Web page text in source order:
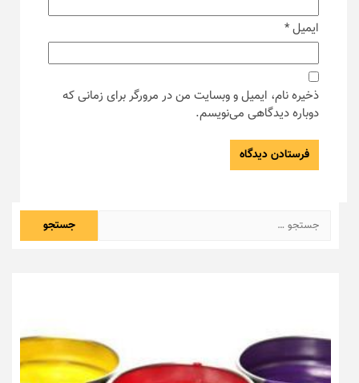
ایمیل*
ذخیره نام، ایمیل و وبسایت من در مرورگر برای زمانی که
دوباره دیدگاهی می‌نویسم.
جستجو
برای: